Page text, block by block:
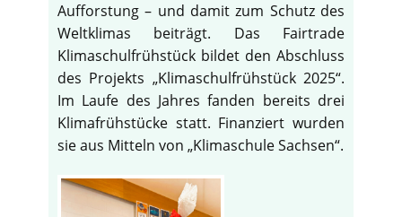
Aufforstung – und damit zum Schutz des
Weltklimas beiträgt. Das Fairtrade
Klimaschulfrühstück bildet den Abschluss
des Projekts „Klimaschulfrühstück 2025“.
Im Laufe des Jahres fanden bereits drei
Klimafrühstücke statt. Finanziert wurden
sie aus Mitteln von „Klimaschule Sachsen“.